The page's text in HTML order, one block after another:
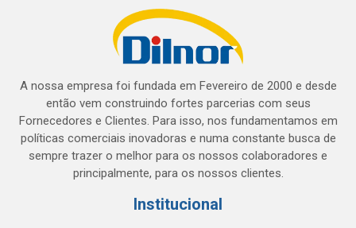
A nossa empresa foi fundada em Fevereiro de 2000 e desde
então vem construindo fortes parcerias com seus
Fornecedores e Clientes. Para isso, nos fundamentamos em
políticas comerciais inovadoras e numa constante busca de
sempre trazer o melhor para os nossos colaboradores e
principalmente, para os nossos clientes.
Institucional